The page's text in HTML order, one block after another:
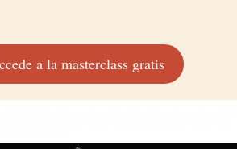
a la masterclass gratis